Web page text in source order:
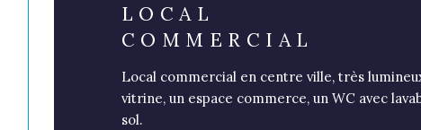
LOCAL
COMMERCIAL
Local commercial en centre ville, très
vitrine, un espace commerce, un WC avec
sol.